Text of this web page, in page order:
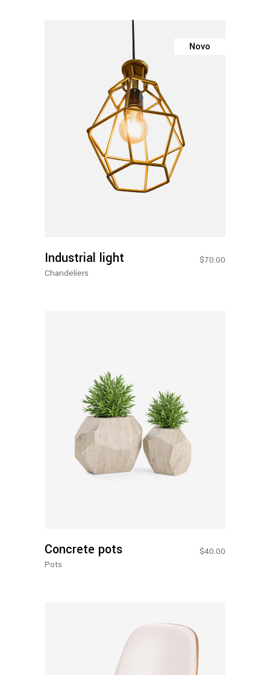
Novo
Industrial light $70.00
Chandeliers
Concrete pots $40.00
Pots